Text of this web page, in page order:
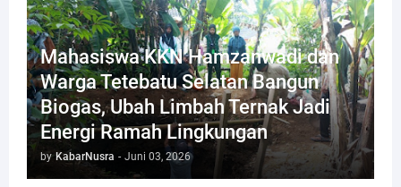
Mahasiswa KKN Hamzanwadi dan
Warga Tetebatu Selatan Bangun
Biogas, Ubah Limbah Ternak Jadi
Energi Ramah Lingkungan
by KabarNusra - Juni 03, 2026